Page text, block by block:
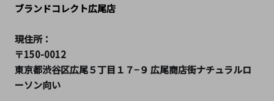
ブランドコレクト広尾店
現住所：
〒150-0012
東京都渋谷区広尾５丁目１７−９ 広尾商店街ナチュラルロ
ーソン向い